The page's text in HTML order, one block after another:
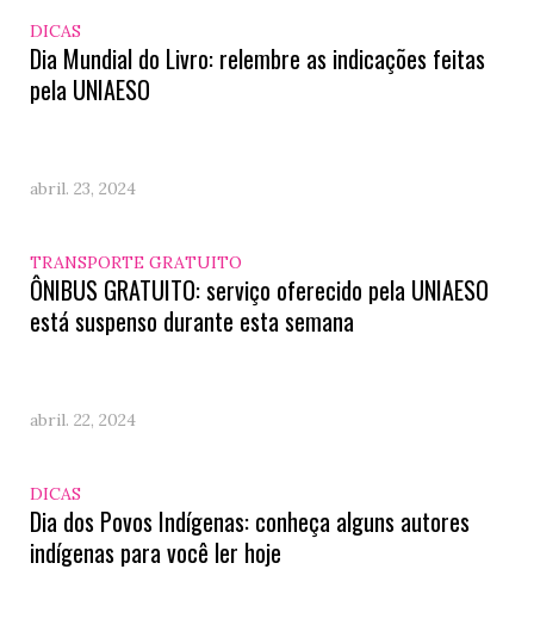
DICAS
Dia Mundial do Livro: relembre as indicações feitas
pela UNIAESO
abril. 23, 2024
TRANSPORTE GRATUITO
ÔNIBUS GRATUITO: serviço oferecido pela UNIAESO
está suspenso durante esta semana
abril. 22, 2024
DICAS
Dia dos Povos Indígenas: conheça alguns autores
indígenas para você ler hoje